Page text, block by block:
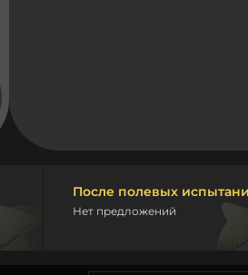
После полевых
Нет предложений